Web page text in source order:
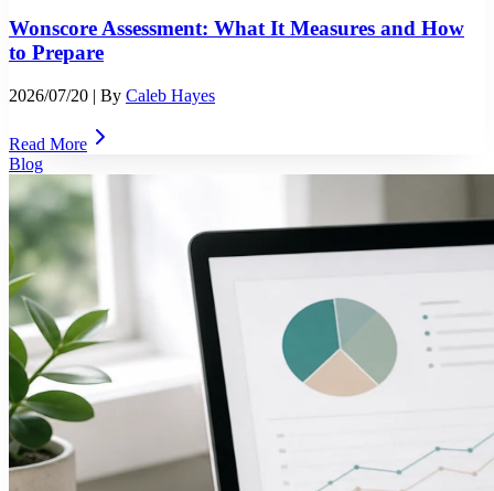
Wonscore Assessment: What It Measures and How
to Prepare
2026/07/20 | By Caleb Hayes
Read More
Blog